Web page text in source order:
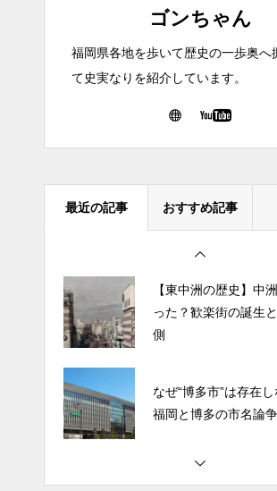
ゴンちゃん
福岡県各地を歩いて歴史の一歩奥へ
て史実なりを紹介しています。
最近の記事 おすすめ記事
【東中洲の歴史】中洲
側
なぜ“博多市”は存在し
唐人町の歴史と語源
なのに唐人が住まな
【東中洲の歴史】中
った？歓楽街の誕生
側
なぜ“博多市”は存在
福岡と博多の市名論
唐人町の歴史と語源